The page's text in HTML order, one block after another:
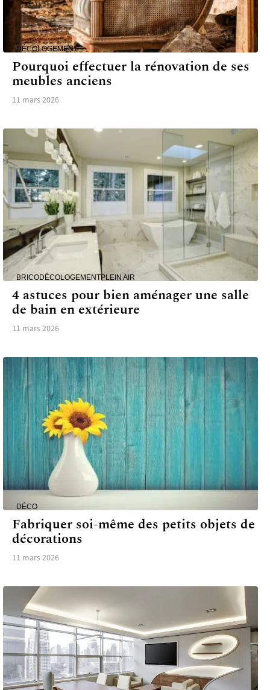
DÉCOLOGEMENT
Pourquoi effectuer la rénovation de ses
meubles anciens
11 mars 2026
BRICODÉCOLOGEMENTPLEIN AIR
4 astuces pour bien aménager une salle
de bain en extérieure
11 mars 2026
DÉCO
Fabriquer soi-même des petits objets de
décorations
11 mars 2026